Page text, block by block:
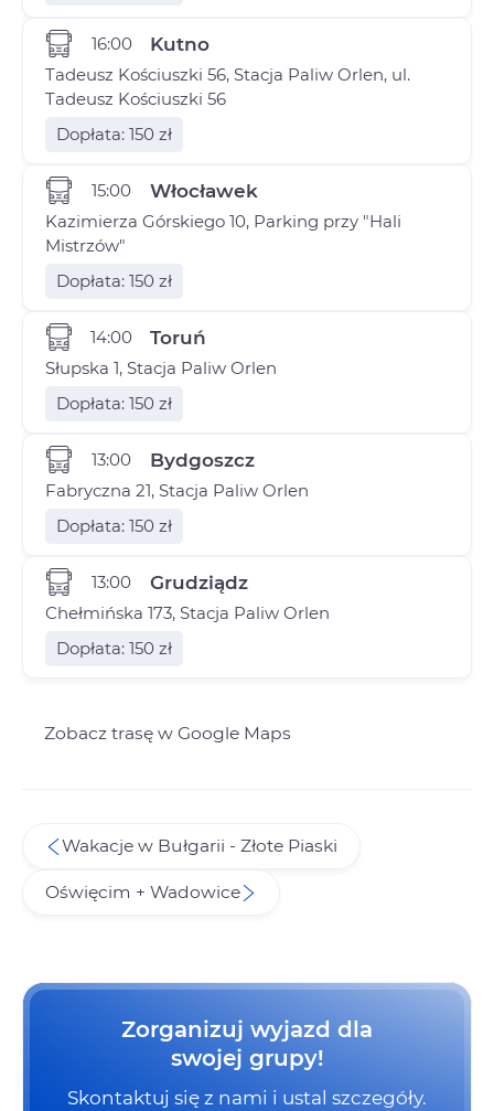
16:00 Kutno
Tadeusz Kościuszki 56, Stacja Paliw Orlen, ul.
Tadeusz Kościuszki 56
Dopłata: 150 zł
15:00 Włocławek
Kazimierza Górskiego 10, Parking przy "Hali
Mistrzów"
Dopłata: 150 zł
14:00 Toruń
Słupska 1, Stacja Paliw Orlen
Dopłata: 150 zł
13:00 Bydgoszcz
Fabryczna 21, Stacja Paliw Orlen
Dopłata: 150 zł
13:00 Grudziądz
Chełmińska 173, Stacja Paliw Orlen
Dopłata: 150 zł
Zobacz trasę w Google Maps
Wakacje w Bułgarii - Złote Piaski
Oświęcim + Wadowice
Zorganizuj wyjazd dla
swojej grupy!
Skontaktuj się z nami i ustal szczegóły.